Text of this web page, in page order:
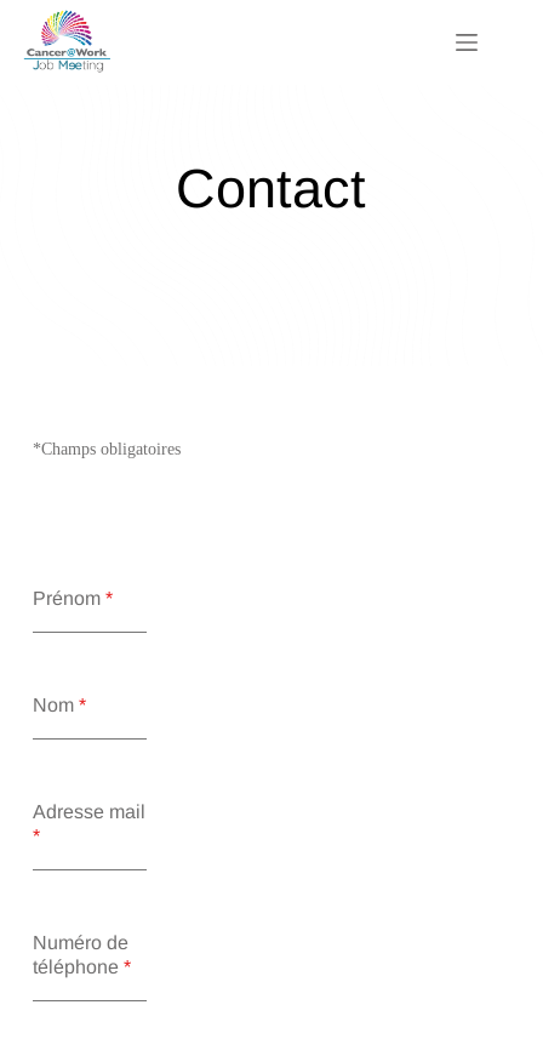
contenu
Contact
*Champs obligatoires
Prénom *
Nom *
Adresse mail
*
Numéro de
téléphone *